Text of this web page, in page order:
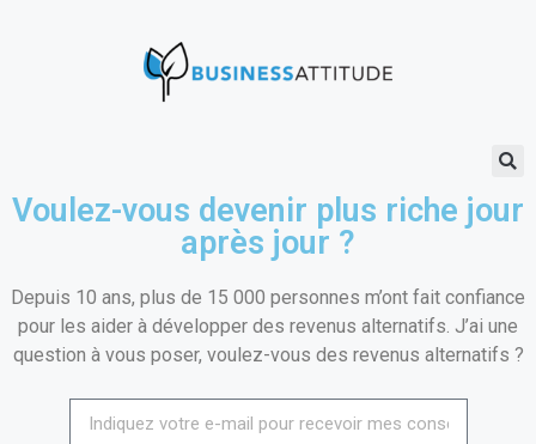
Voulez-vous devenir plus riche jour
après jour ?
Depuis 10 ans, plus de 15 000 personnes m’ont fait confiance
pour les aider à développer des revenus alternatifs. J’ai une
question à vous poser, voulez-vous des revenus alternatifs ?